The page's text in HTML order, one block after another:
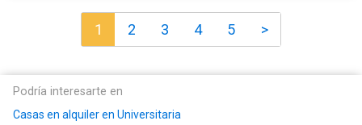
1 2 3 4 5 >
Podría interesarte en
Casas en alquiler en Universitaria